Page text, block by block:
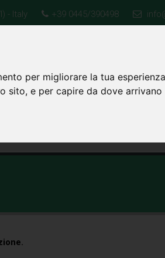
per migliorare la tua
sito, e per capire da dove
- Italy +39 0445/390498
HOME PRODOTTI